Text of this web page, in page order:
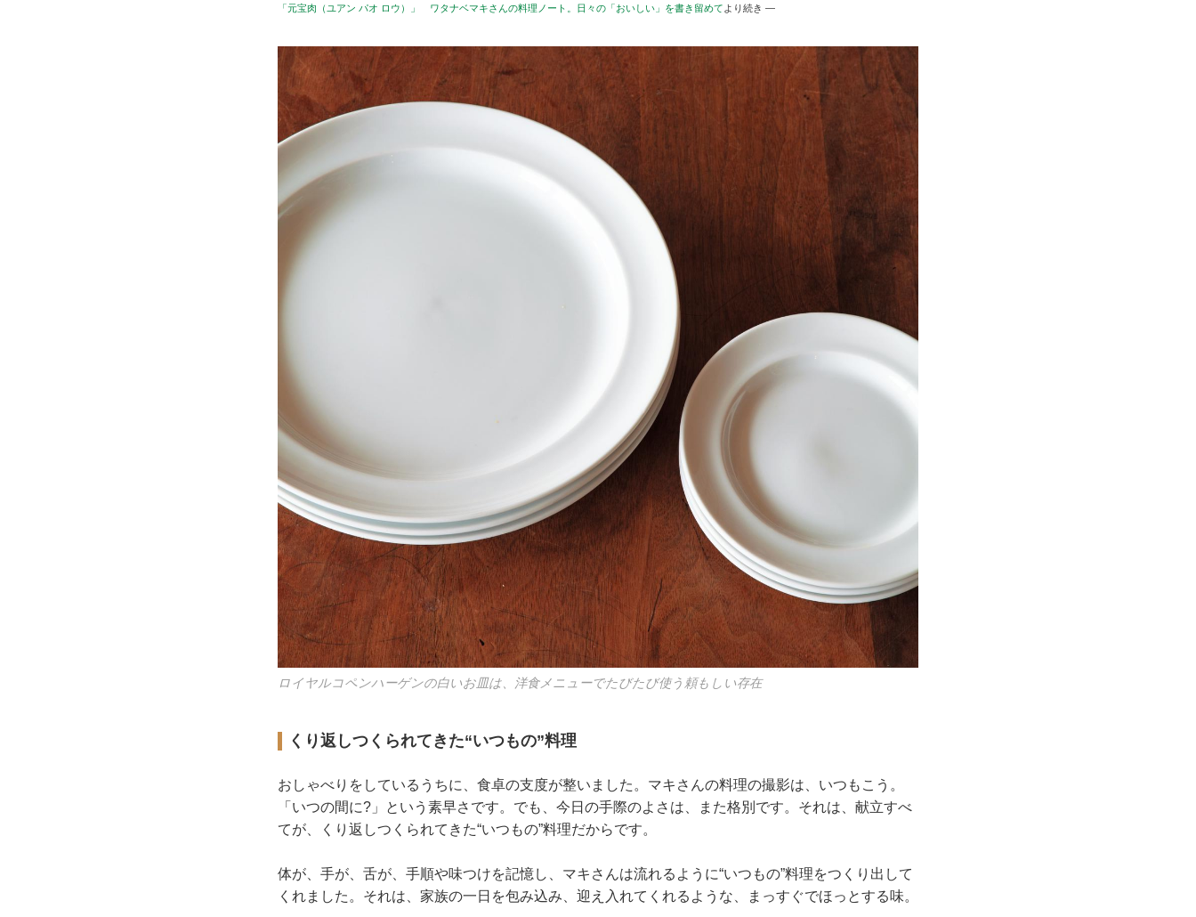
「元宝肉（ユアン パオ ロウ）」 ワタナベマキさんの料理ノート。日々の「おいしい」を書き留めて より続き —
ロイヤルコペンハーゲンの白いお皿は、洋食メニューでたびたび使う頼もしい存在
くり返しつくられてきた“いつもの”料理
おしゃべりをしているうちに、食卓の支度が整いました。マキさんの料理の撮影は、いつもこう。
「いつの間に?」という素早さです。でも、今日の手際のよさは、また格別です。それは、献立すべ
てが、くり返しつくられてきた“いつもの”料理だからです。
体が、手が、舌が、手順や味つけを記憶し、マキさんは流れるように“いつもの”料理をつくり出して
くれました。それは、家族の一日を包み込み、迎え入れてくれるような、まっすぐでほっとする味。